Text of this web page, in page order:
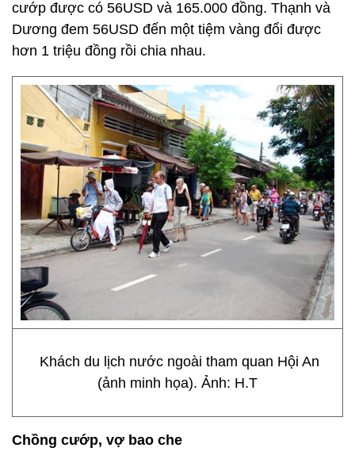
cướp được có 56USD và 165.000 đồng. Thạnh và
Dương đem 56USD đến một tiệm vàng đổi được
hơn 1 triệu đồng rồi chia nhau.
Khách du lịch nước ngoài tham quan Hội An
(ảnh minh họa). Ảnh: H.T
Chồng cướp, vợ bao che